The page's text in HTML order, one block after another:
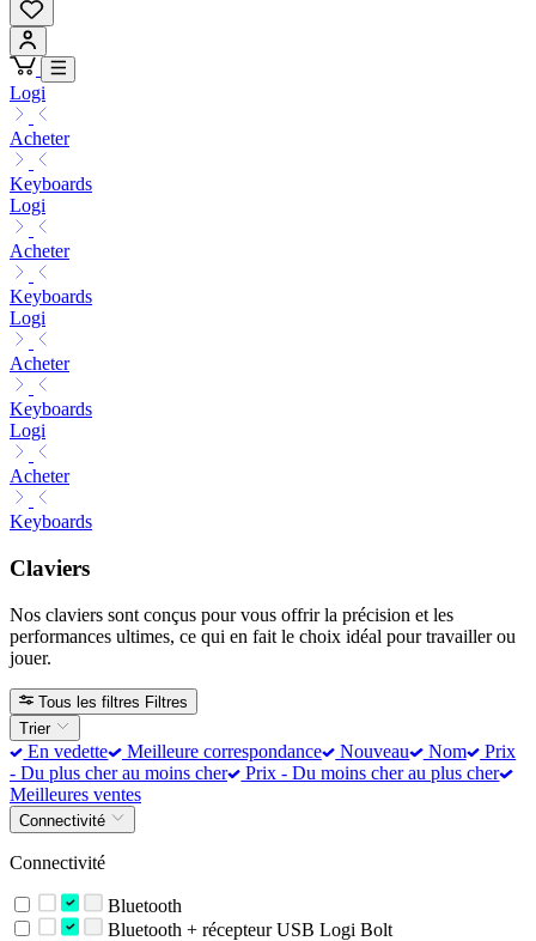
Logi
Acheter
Keyboards
Logi
Acheter
Keyboards
Logi
Acheter
Keyboards
Logi
Acheter
Keyboards
Claviers
Nos claviers sont conçus pour vous offrir la précision et les
performances ultimes, ce qui en fait le choix idéal pour travailler ou
jouer.
Tous les filtres Filtres
Trier
En vedette Meilleure correspondance Nouveau Nom
Prix
- Du plus cher au moins cher
Prix - Du moins cher au plus cher
Meilleures ventes
Connectivité
Connectivité
Bluetooth
Bluetooth + récepteur USB Logi Bolt